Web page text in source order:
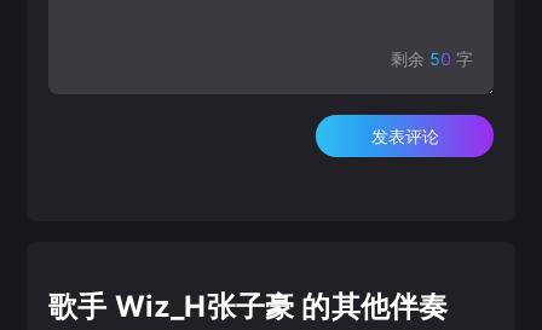
剩余 50 字
发表评论
歌手 Wiz_H张子豪 的其他伴奏